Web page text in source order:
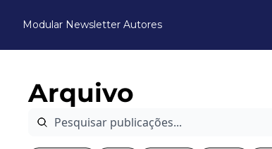
Modular Newsletter Autores
Arquivo